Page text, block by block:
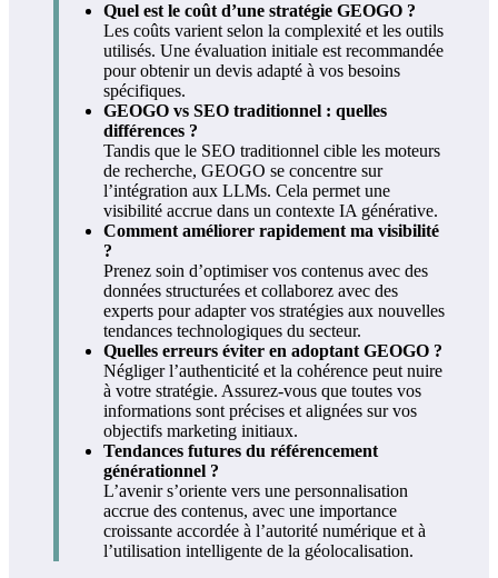
Quel est le coût d’une stratégie GEOGO ?
Les coûts varient selon la complexité et les outils
utilisés. Une évaluation initiale est recommandée
pour obtenir un devis adapté à vos besoins
spécifiques.
GEOGO vs SEO traditionnel : quelles
différences ?
Tandis que le SEO traditionnel cible les moteurs
de recherche, GEOGO se concentre sur
l’intégration aux LLMs. Cela permet une
visibilité accrue dans un contexte IA générative.
Comment améliorer rapidement ma visibilité
?
Prenez soin d’optimiser vos contenus avec des
données structurées et collaborez avec des
experts pour adapter vos stratégies aux nouvelles
tendances technologiques du secteur.
Quelles erreurs éviter en adoptant GEOGO ?
Négliger l’authenticité et la cohérence peut nuire
à votre stratégie. Assurez-vous que toutes vos
informations sont précises et alignées sur vos
objectifs marketing initiaux.
Tendances futures du référencement
générationnel ?
L’avenir s’oriente vers une personnalisation
accrue des contenus, avec une importance
croissante accordée à l’autorité numérique et à
l’utilisation intelligente de la géolocalisation.